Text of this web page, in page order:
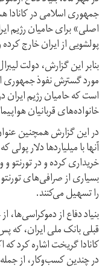
جمهوری اسلامی در
اصلی» برای حامیان رژیم
پولشویی از ایران خارج
بنابر این گزارش، دولت
مورد گسترش نفوذ
است که حامیان رژیم ایران
خانواده‌های قربانیان
در این گزارش همچنین
آنها با میلیاردها دلار
خریداری کرده و در تورنتو
بسیاری از صرافی‌های
را تسهیل می‌کنند.
بنیاد دفاع از دموکراسی‌ها،
کانادا گریخت اشاره کرد که
در چندین کسب‌وکار، از